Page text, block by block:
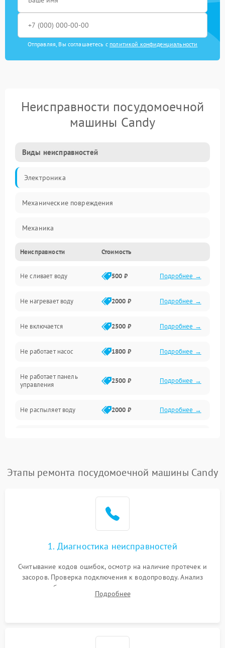
Отправляя, Вы соглашаетесь с политикой конфиденциальности
Неисправности посудомоечной
машины Candy
Виды неисправностей
Электроника
Механические повреждения
Механика
Управление
Электропитание
Датчики
Нагрев
Вода
Гигиена
Программное обеспечение
Неисправности Стоимость
Не сливает воду 500 ₽ Подробнее →
Не нагревает воду 2000 ₽ Подробнее →
Не включается 2500 ₽ Подробнее →
Не работает насос 1800 ₽ Подробнее →
Не работает панель
управления
2500 ₽ Подробнее →
Не распыляет воду 2000 ₽ Подробнее →
воды
1800 ₽ Подробнее →
Проблемы с
Этапы ремонта посудомоечной машины Candy
1. Диагностика неисправностей
Считывание кодов ошибок, осмотр на наличие протечек и
засоров. Проверка подключения к водопроводу. Анализ
жалоб на отсутствие слива, нагрева, вращения
разбрызгивателей или срабатывание системы защиты
Подробнее